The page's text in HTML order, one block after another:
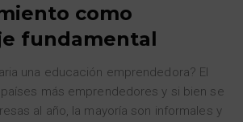
como
fundamental
una educación emprendedora? El
más emprendedores y si bien se
al año, la mayoría son informales y